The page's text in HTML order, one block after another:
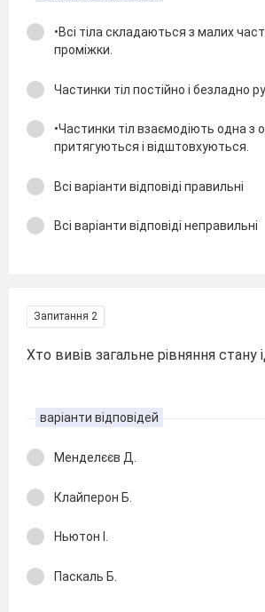
•Всі тіла складаються з малих
проміжки.
Частинки тіл постійно і безладно
•Частинки тіл взаємодіють одна з
притягуються і відштовхуються.
Всі варіанти відповіді правильні
Всі варіанти відповіді неправильні
Запитання 2
Хто вивів загальне рівняння стану
варіанти відповідей
Менделєєв Д.
Клайперон Б.
Ньютон І.
Паскаль Б.